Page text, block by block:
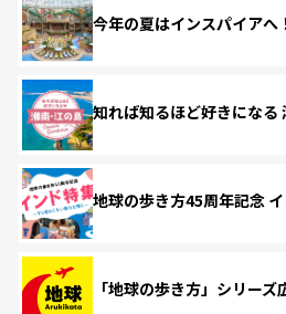
今年の夏はインスパイアへ
知れば知るほど好きになる
地球の歩き方45周年記念
「地球の歩き方」シリーズ